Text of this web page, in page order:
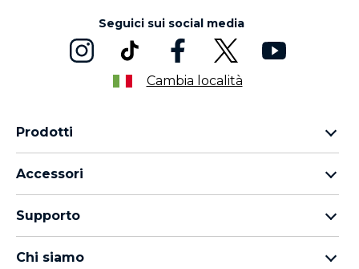
Seguici sui social media
Cambia località
Prodotti
Famiglia moto g
thinkphone by motorola
Accessori
moto tag
Supporto
Chi siamo